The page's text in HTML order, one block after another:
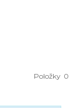
0
Položky